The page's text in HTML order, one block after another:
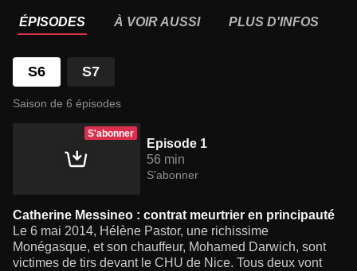
ÉPISODES À VOIR AUSSI PLUS D'INFOS
S6 S7
Saison de 6 épisodes
S'abonner
Episode 1
56 min
S'abonner
Catherine Messineo : contrat meurtrier en principauté
Le 6 mai 2014, Hélène Pastor, une richissime
Monégasque, et son chauffeur, Mohamed Darwich, sont
victimes de tirs devant le CHU de Nice. Tous deux vont